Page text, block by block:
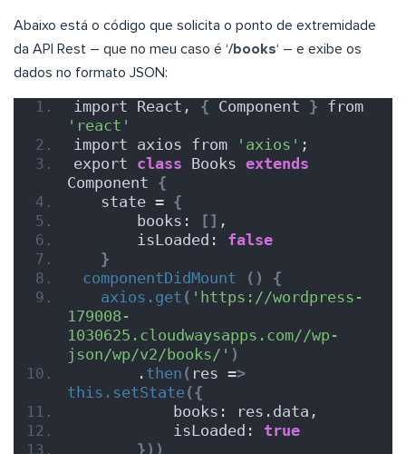
Abaixo está o código que solicita o ponto de extremidade
da API Rest – que no meu caso é ‘/books‘ – e exibe os
dados no formato JSON:
import React, { Component }
'react'
import axios from
'axios' ;
export class Books extends
Component {
   state =
{
       books:
[] ,
       isLoaded:
false
}
componentDidMount
()
{
axios.get ( 'https://wordpress-
179008-
1030625.cloudwaysapps.com//wp-
json/wp/v2/books/' )
       .
then ( res =>
this.setState({
           books: res.data,
           isLoaded:
true
}))